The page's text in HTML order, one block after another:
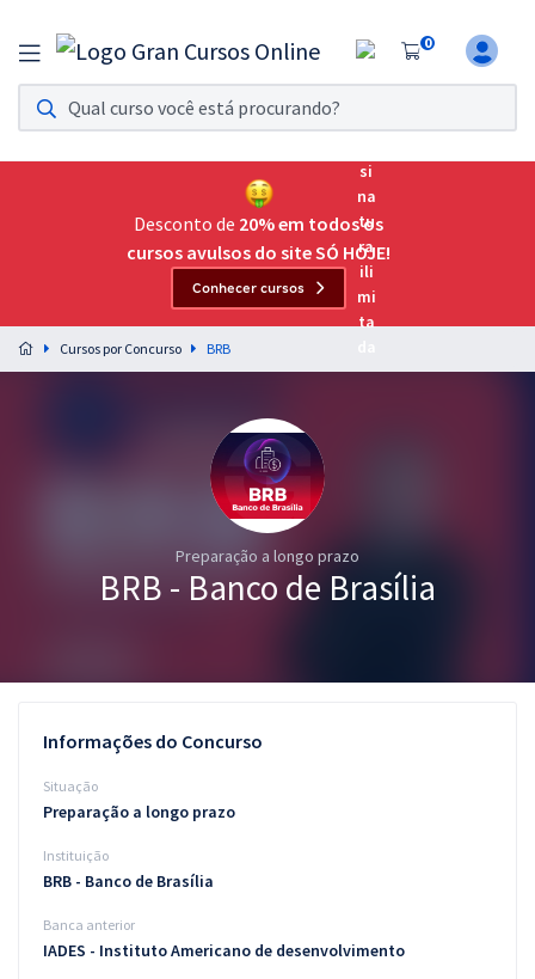
0
Assinatura Ilimitada 11
Acesso a todos os cursos. Teste grátis por 7 dias!
Assinatura OAB Até Passar
Acesso ilimitado a toda preparação para o Exame da
Preparação completa e intensiva para as principais
residências em saúde do Brasil
Graduação
Questões grátis
Blog
Aprovados
Desconto de 20% em todos os
cursos avulsos do site SÓ HOJE!
Conhecer cursos
Cursos por Concurso BRB
Preparação a longo prazo
BRB - Banco de Brasília
Informações do Concurso
Situação
Preparação a longo prazo
Instituição
BRB - Banco de Brasília
Banca anterior
IADES - Instituto Americano de desenvolvimento